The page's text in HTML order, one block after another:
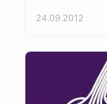
24.09.2012